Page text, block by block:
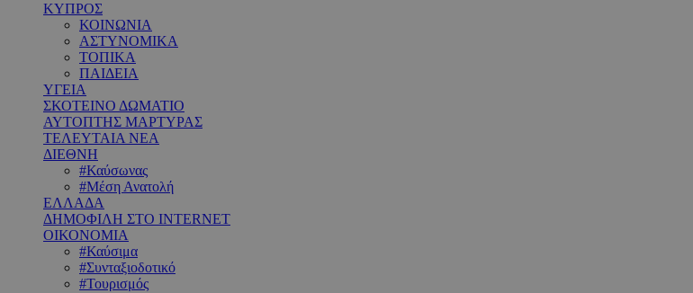
ΚΥΠΡΟΣ
ΚΟΙΝΩΝΙΑ
ΑΣΤΥΝΟΜΙΚΑ
ΤΟΠΙΚΑ
ΠΑΙΔΕΙΑ
ΥΓΕΙΑ
ΣΚΟΤΕΙΝΟ ΔΩΜΑΤΙΟ
ΑΥΤΟΠΤΗΣ ΜΑΡΤΥΡΑΣ
ΤΕΛΕΥΤΑΙΑ ΝΕΑ
ΔΙΕΘΝΗ
#Καύσωνας
#Μέση Ανατολή
ΕΛΛΑΔΑ
ΔΗΜΟΦΙΛΗ ΣΤΟ INTERNET
ΟΙΚΟΝΟΜΙΑ
#Καύσιμα
#Συνταξιοδοτικό
#Τουρισμός